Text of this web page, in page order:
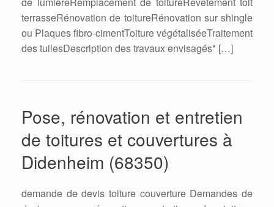
terrasseRénovation de toitureRénovation sur shingle
ou Plaques fibro-cimentToiture végétaliséeTraitement
des tuilesDescription des travaux envisagés* […]
Pose, rénovation et entretien
de toitures et couvertures à
Didenheim (68350)
demande de devis toiture couverture Demandes de